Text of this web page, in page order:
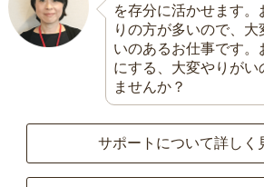
を存分に活かせます。
りの方が多いので、
いのあるお仕事です
にする、大変やりがい
ませんか？
サポートについて詳しく